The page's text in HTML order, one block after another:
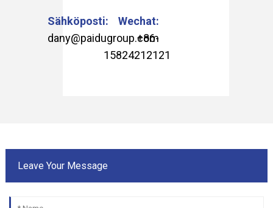
Sähköposti:
dany@paidugroup.com
Wechat:
+86-
15824212121
Leave Your Message